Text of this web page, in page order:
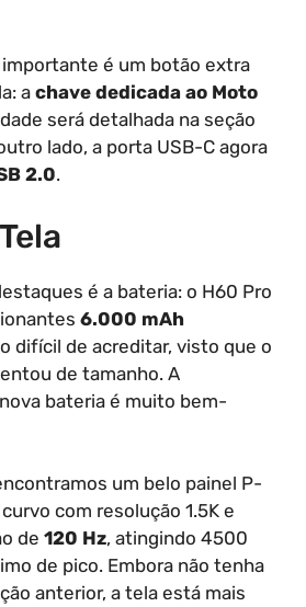
é um botão extra
a chave dedicada ao Moto
será detalhada na seção
lado, a porta USB-C agora
2.0.
é a bateria: o H60 Pro
6.000 mAh
difícil de acreditar, visto que o
de tamanho. A
bateria é muito bem-
um belo painel P-
com resolução 1.5K e
de 120 Hz, atingindo 4500
de pico. Embora não tenha
anterior, a tela está mais